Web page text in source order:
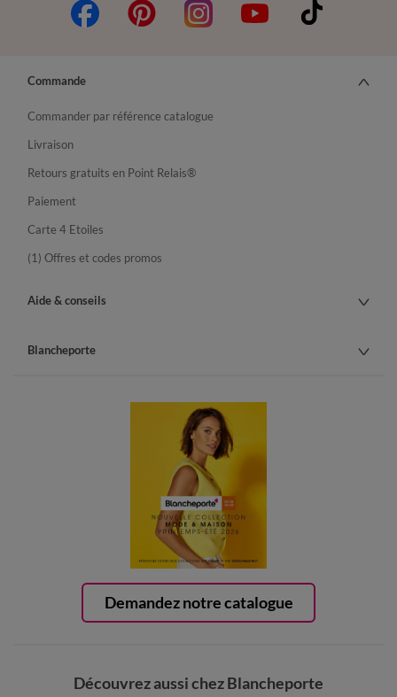
Demandez notre catalogue
Commande
Commander par référence catalogue
Livraison
Retours gratuits en Point Relais®
Paiement
Carte 4 Etoiles
(1) Offres et codes promos
Aide & conseils
Blancheporte
Découvrez aussi chez Blancheporte